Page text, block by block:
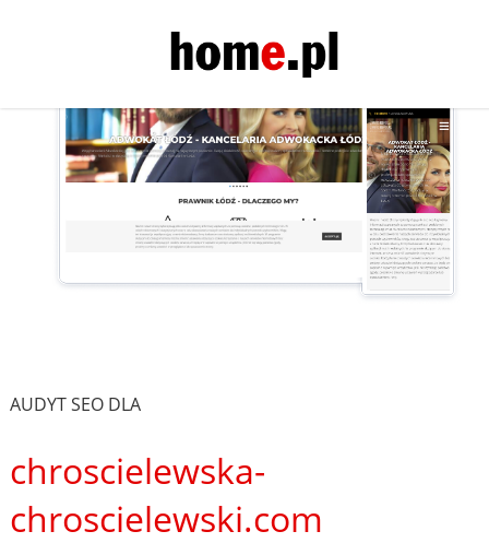
AUDYT SEO DLA
chroscielewska-
chroscielewski.com